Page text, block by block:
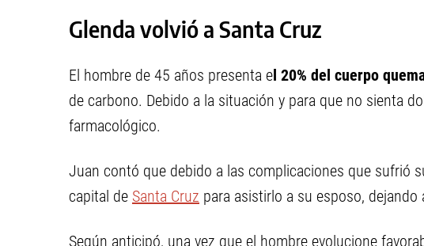
Glenda volvió a Santa Cruz
El hombre de 45 años presenta el 20% del cuerpo
de carbono. Debido a la situación y para que no sienta
farmacológico.
Juan contó que debido a las complicaciones que sufrió
capital de Santa Cruz para asistirlo a su esposo,
Según anticipó, una vez que el hombre evolucione